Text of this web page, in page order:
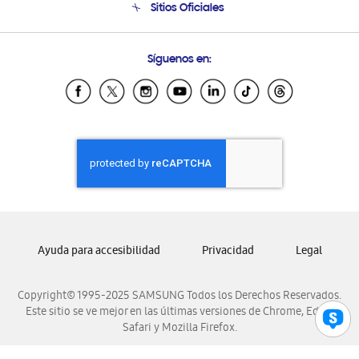
Condiciones de Compra
Soporte vía eMail
Sitios Oficiales
Samsung Ecuador
Samsung El Salvador
Samsung Honduras
Samsung Nicaragua
Samsung Panamá
Samsung Venezuela
Síguenos en:
Copyright© 1995-2025 SAMSUNG Todos los Derechos Reservados.
Este sitio se ve mejor en las últimas versiones de Chrome, Edge,
Safari y Mozilla Firefox.
Ayuda para accesibilidad Privacidad Legal